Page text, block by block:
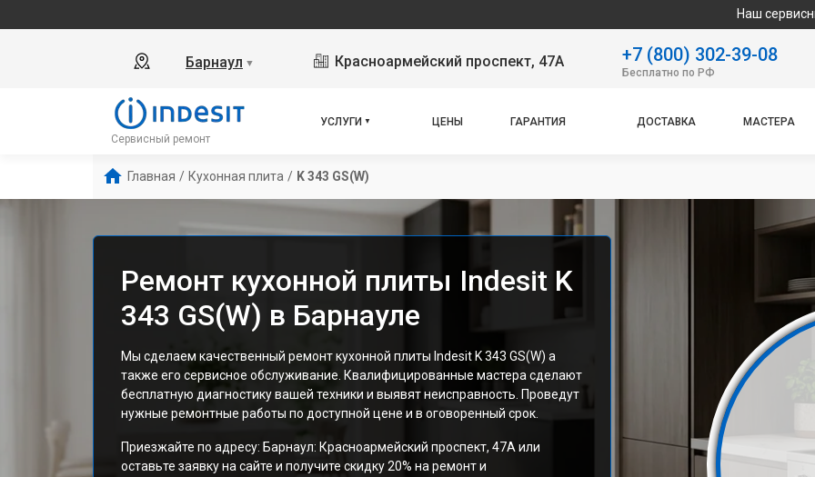
Наш сервисный центр
Барнаул ▼ Красноармейский проспект, 47А +7 (800) 302-39-08
Бесплатно по РФ
Сервисный ремонт
УСЛУГИ ЦЕНЫ ГАРАНТИЯ ДОСТАВКА МАСТЕРА
Главная / Кухонная плита / K 343 GS(W)
Ремонт кухонной плиты Indesit K
343 GS(W) в Барнауле
Мы сделаем качественный ремонт кухонной плиты Indesit K 343 GS(W) а
также его сервисное обслуживание. Квалифицированные мастера сделают
бесплатную диагностику вашей техники и выявят неисправность. Проведут
нужные ремонтные работы по доступной цене и в оговоренный срок.
Приезжайте по адресу: Барнаул: Красноармейский проспект, 47А или
оставьте заявку на сайте и получите скидку 20% на ремонт и